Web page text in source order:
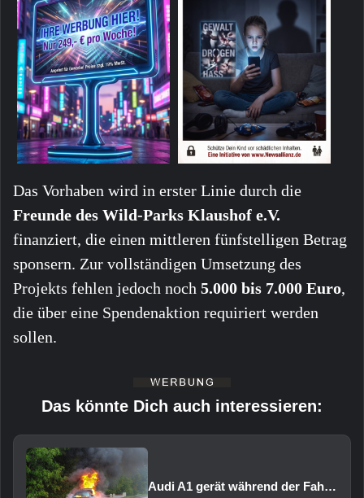
Das Vorhaben wird in erster Linie durch die
Freunde des Wild-Parks Klaushof e.V.
finanziert, die einen mittleren fünfstelligen Betrag
sponsern. Zur vollständigen Umsetzung des
Projekts fehlen jedoch noch 5.000 bis 7.000 Euro,
die über eine Spendenaktion requiriert werden
sollen.
Das könnte Dich auch interessieren:
Audi A1 gerät während der Fahrt in Brand